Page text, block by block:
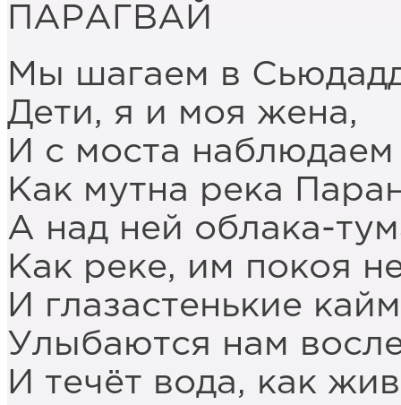
ПАРАГВАЙ
Мы шагаем в
Дети, я и моя жена,
И с моста наблюдаем
Как мутна река
А над ней облака-
Как реке, им покоя
И глазастенькие
Улыбаются нам
И течёт вода, как